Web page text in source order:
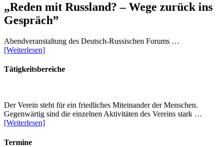
„Reden mit Russland? – Wege zurück ins
Gespräch”
Abendveranstaltung des Deutsch-Russischen Forums …
[Weiterlesen]
Tätigkeitsbereiche
Der Verein steht für ein friedliches Miteinander der Menschen.
Gegenwärtig sind die einzelnen Aktivitäten des Vereins stark …
[Weiterlesen]
Termine